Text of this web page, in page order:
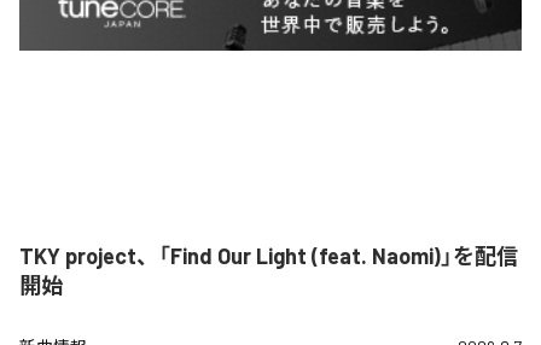
TKY project、「Find Our Light (feat. Naomi)」を配信
開始